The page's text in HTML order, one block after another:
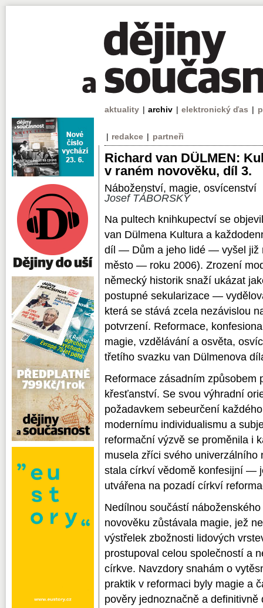
aktuality | archiv | elektronický ďas |
| redakce | partneři
Richard van DÜLMEN:
v raném novověku, díl 3.
Náboženství, magie, osvícenství
Josef TÁBORSKÝ
Na pultech knihkupectví se
van Dülmena Kultura a
díl — Dům a jeho lidé — vyšel již
město — roku 2006). Zrození
německý historik snaží ukázat
postupné sekularizace —
která se stává zcela nezávislou
potvrzení. Reformace,
magie, vzdělávání a osvěta,
třetího svazku van Dülmenova
Reformace zásadním způsobem
křesťanství. Se svou výhradní
požadavkem sebeurčení
modernímu individualismu a
reformační výzvě se proměnila i
musela zříci svého univerzálního
stala církví vědomě konfesijní —
utvářena na pozadí církví
Nedílnou součástí
novověku zůstávala magie, jež
výstřelek zbožnosti lidových
prostupoval celou společností a
církve. Navzdory snahám o
praktik v reformaci byly magie a
pověry jednoznačně a